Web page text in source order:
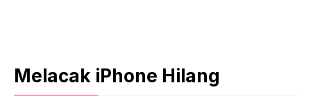
Melacak iPhone Hilang